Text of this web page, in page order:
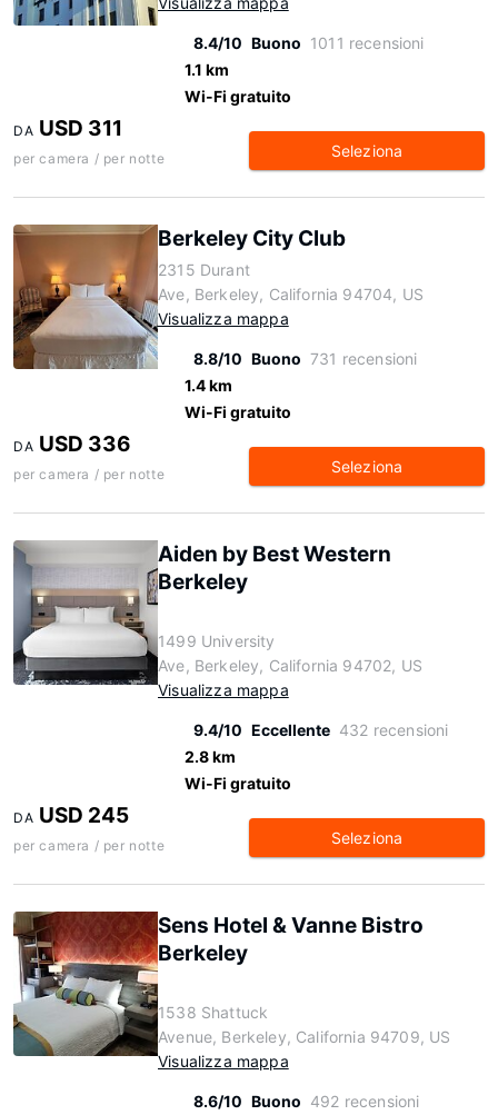
8.4/10 Buono 1011 recensioni
1.1 km
Wi-Fi gratuito
DA USD 311
per camera / per notte Seleziona
Berkeley City Club
2315 Durant
Ave, Berkeley, California 94704, US
Visualizza mappa
8.8/10 Buono 731 recensioni
1.4 km
Wi-Fi gratuito
DA USD 336
per camera / per notte Seleziona
Aiden by Best Western
Berkeley
1499 University
Ave, Berkeley, California 94702, US
Visualizza mappa
9.4/10 Eccellente 432 recensioni
2.8 km
Wi-Fi gratuito
DA USD 245
per camera / per notte Seleziona
Sens Hotel & Vanne Bistro
Berkeley
1538 Shattuck
Avenue, Berkeley, California 94709, US
Visualizza mappa
8.6/10 Buono 492 recensioni